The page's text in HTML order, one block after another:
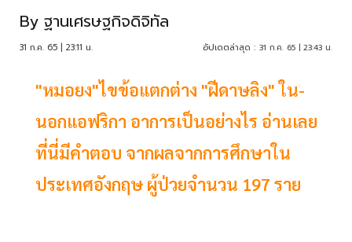
By ฐานเศรษฐกิจดิจิทัล
31 ก.ค. 65 | 23:11 น. อัปเดตล่าสุด : 31 ก.ค. 65 | 23:43 น.
"หมอยง"ไขข้อแตกต่าง "ฝีดาษลิง" ใน-
นอกแอฟริกา อาการเป็นอย่างไร อ่านเลย
ที่นี่มีคำตอบ จากผลจากการศึกษาใน
ประเทศอังกฤษ ผู้ป่วยจำนวน 197 ราย